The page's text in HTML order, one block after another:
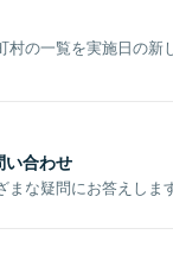
村の一覧を実施日の新
い合わせ
な疑問にお答えします